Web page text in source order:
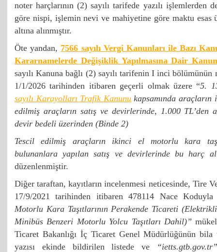
noter harçlarının (2) sayılı tarifede yazılı işlemlerden
göre nispi, işlemin nevi ve mahiyetine göre maktu esas
altına alınmıştır.
Öte yandan, 7566 sayılı Vergi Kanunları ile Bazı
Kararnamelerde Değişiklik Yapılmasına Dair
sayılı Kanuna bağlı (2) sayılı tarifenin I inci bölümünün
1/1/2026 tarihinden itibaren geçerli olmak üzere “5.
sayılı Karayolları Trafik Kanunukapsamında
edilmiş araçların satış ve devirlerinde, 1.000 TL’den
devir bedeli üzerinden (Binde 2)
Tescil edilmiş araçların ikinci el motorlu kara
bulunanlara yapılan satış ve devirlerinde bu harç
düzenlenmiştir.
Diğer taraftan, kayıtların incelenmesi neticesinde, Tire
17/9/2021 tarihinden itibaren 478114 Nace
Motorlu Kara Taşıtlarının Perakende Ticareti
Minibüs Benzeri Motorlu Yolcu Taşıtları Dahil)”
Ticaret Bakanlığı İç Ticaret Genel Müdürlüğünün bila
yazısı ekinde bildirilen listede ve
“ietts.gtb.gov.tr”